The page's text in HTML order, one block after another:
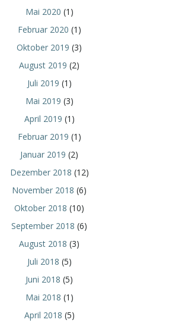
Mai 2020 (1)
Februar 2020 (1)
Oktober 2019 (3)
August 2019 (2)
Juli 2019 (1)
Mai 2019 (3)
April 2019 (1)
Februar 2019 (1)
Januar 2019 (2)
Dezember 2018 (12)
November 2018 (6)
Oktober 2018 (10)
September 2018 (6)
August 2018 (3)
Juli 2018 (5)
Juni 2018 (5)
Mai 2018 (1)
April 2018 (5)